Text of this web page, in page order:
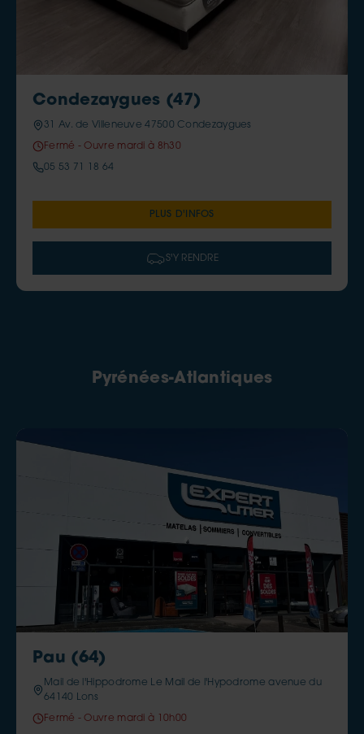
Condezaygues (47)
31 Av. de Villeneuve 47500 Condezaygues
Fermé - Ouvre mardi à 8h30
05 53 71 18 64
PLUS D'INFOS
S'Y RENDRE
Pyrénées-Atlantiques
Pau (64)
Mail de l'Hippodrome Le Mail de l'Hypodrome avenue du
64140 Lons
Fermé - Ouvre mardi à 10h00